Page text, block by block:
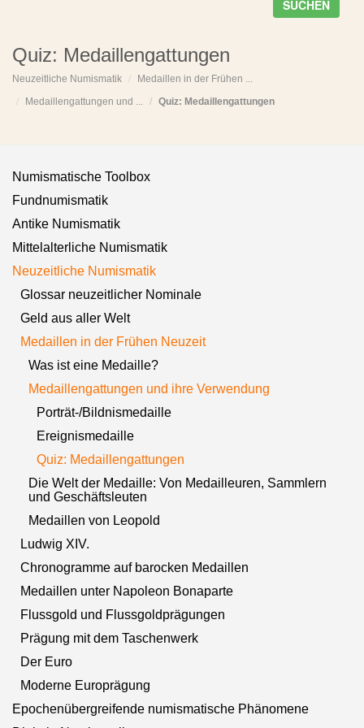
SUCHEN
Quiz: Medaillengattungen
Neuzeitliche Numismatik
Medaillen in der Frühen ...
Medaillengattungen und ...
Quiz: Medaillengattungen
Numismatische Toolbox
Fundnumismatik
Antike Numismatik
Mittelalterliche Numismatik
Neuzeitliche Numismatik
Glossar neuzeitlicher Nominale
Geld aus aller Welt
Medaillen in der Frühen Neuzeit
Was ist eine Medaille?
Medaillengattungen und ihre Verwendung
Porträt-/Bildnismedaille
Ereignismedaille
Quiz: Medaillengattungen
Die Welt der Medaille: Von Medailleuren, Sammlern
und Geschäftsleuten
Medaillen von Leopold
Ludwig XIV.
Chronogramme auf barocken Medaillen
Medaillen unter Napoleon Bonaparte
Flussgold und Flussgoldprägungen
Prägung mit dem Taschenwerk
Der Euro
Moderne Europrägung
Epochenübergreifende numismatische Phänomene